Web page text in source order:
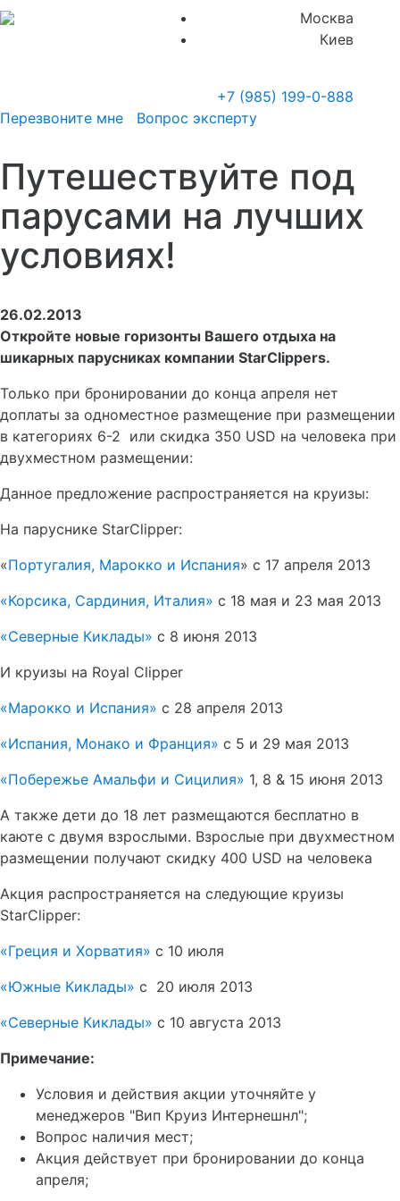
Москва
Киев
+7 (985) 199-0-888
Перезвоните мне
Вопрос эксперту
Путешествуйте под
парусами на лучших
условиях!
26.02.2013
Откройте новые горизонты Вашего отдыха на
шикарных парусниках компании StarClippers.
Только при бронировании до конца апреля нет
доплаты за одноместное размещение при размещении
в категориях 6-2 или скидка 350 USD на человека при
двухместном размещении:
Данное предложение распространяется на круизы:
На паруснике StarClipper:
«Португалия, Марокко и Испания» с 17 апреля 2013
«Корсика, Сардиния, Италия» с 18 мая и 23 мая 2013
«Северные Киклады» с 8 июня 2013
И круизы на Royal Clipper
«Марокко и Испания» с 28 апреля 2013
«Испания, Монако и Франция» с 5 и 29 мая 2013
«Побережье Амальфи и Сицилия» 1, 8 & 15 июня 2013
А также дети до 18 лет размещаются бесплатно в
каюте с двумя взрослыми. Взрослые при двухместном
размещении получают скидку 400 USD на человека
Акция распространяется на следующие круизы
StarClipper:
«Греция и Хорватия» с 10 июля
«Южные Киклады» с 20 июля 2013
«Северные Киклады» с 10 августа 2013
Примечание:
Условия и действия акции уточняйте у
менеджеров "Вип Круиз Интернешнл";
Вопрос наличия мест;
Акция действует при бронировании до конца
апреля;